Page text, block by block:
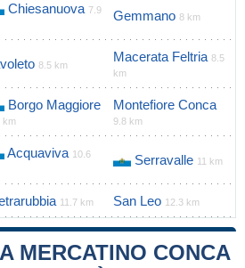
Chiesanuova 7.9
Gemmano 8 km
8.5 km
Macerata Feltria 8.5
km
Borgo Maggiore
km
Montefiore Conca
9.8 km
Acquaviva 10.6
Serravalle 11 km
11.7 km San Leo 12.3 km
MERCATINO CONCA